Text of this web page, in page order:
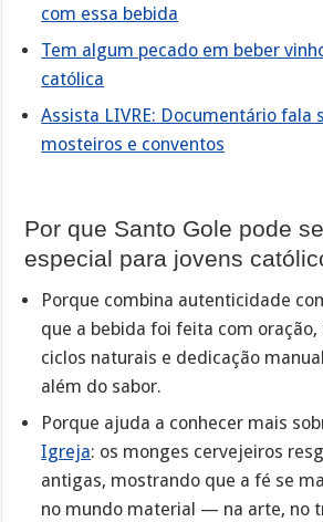
com essa bebida
Tem algum pecado em beber
católica
Assista LIVRE: Documentário fala
mosteiros e conventos
Por que Santo Gole pode
especial para jovens
Porque combina autenticidade
que a bebida foi feita com oração,
ciclos naturais e dedicação
além do sabor.
Porque ajuda a conhecer mais
Igreja: os monges cervejeiros
antigas, mostrando que a fé se
no mundo material — na arte, no